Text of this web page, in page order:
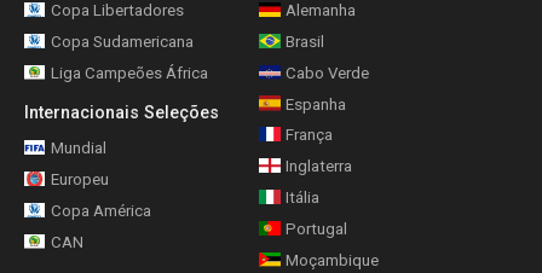
Copa Libertadores
Copa Sudamericana
Liga Campeões África
Internacionais Seleções
Mundial
Europeu
Copa América
CAN
Alemanha
Brasil
Cabo Verde
Espanha
França
Inglaterra
Itália
Portugal
Moçambique